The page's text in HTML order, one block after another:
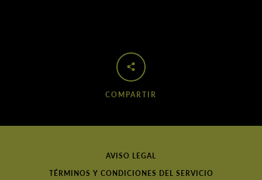
COMPARTIR
AVISO LEGAL
TÉRMINOS Y CONDICIONES DEL SERVICIO